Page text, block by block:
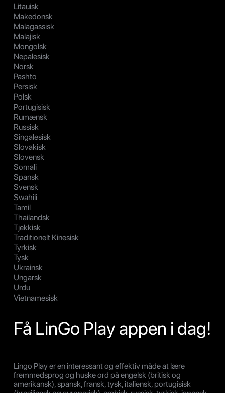
Litauisk
Makedonsk
Malagassisk
Malajisk
Mongolsk
Nepalesisk
Norsk
Pashto
Persisk
Polsk
Portugisisk
Rumænsk
Russisk
Singalesisk
Slovakisk
Slovensk
Somali
Spansk
Svensk
Swahili
Tamil
Thailandsk
Tjekkisk
Traditionelt Kinesisk
Tyrkisk
Tysk
Ukrainsk
Ungarsk
Urdu
Vietnamesisk
Få LinGo Play appen i dag!
Lingo Play er en interessant og effektiv måde at lære
fremmedsprog og huske ord på engelsk (britisk og
amerikansk), spansk, fransk, tysk, italiensk, portugisisk